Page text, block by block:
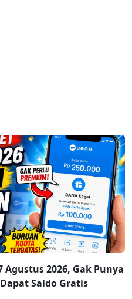
Agustus 2026, Gak Punya
Saldo Gratis